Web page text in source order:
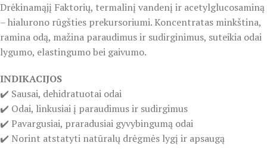
Drėkinamąjį Faktorių, termalinį vandenį ir acetylglucosaminą
– hialurono rūgšties prekursoriumi. Koncentratas minkština,
ramina odą, mažina paraudimus ir sudirginimus, suteikia odai
lygumo, elastingumo bei gaivumo.
INDIKACIJOS
✔️ Sausai, dehidratuotai odai
✔️ Odai, linkusiai į paraudimus ir sudirgimus
✔️ Pavargusiai, praradusiai gyvybingumą odai
✔️ Norint atstatyti natūralų drėgmės lygį ir apsaugą